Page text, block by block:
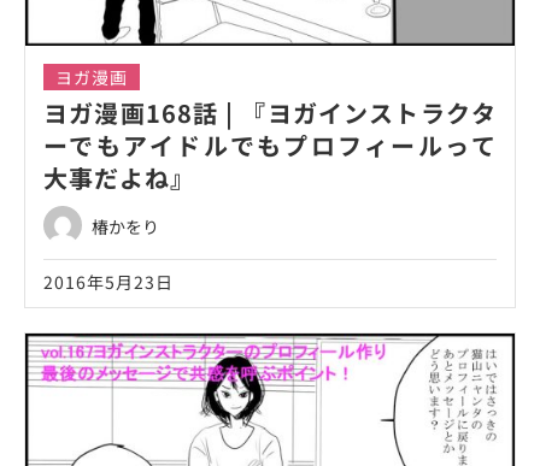
ヨガ漫画
ヨガ漫画168話 | 『ヨガインストラクタ
ーでもアイドルでもプロフィールって
大事だよね』
椿かをり
2016年5月23日